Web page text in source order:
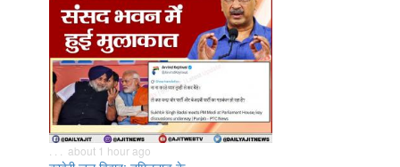
. . . about 1 hour ago